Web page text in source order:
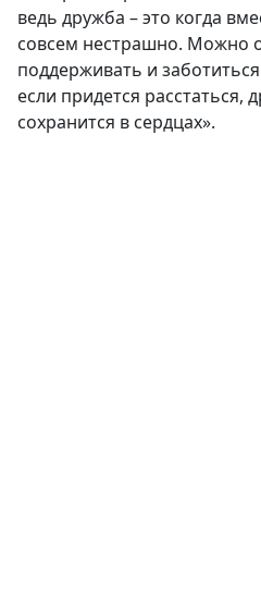
ведь дружба – это когда
совсем нестрашно. Можно
поддерживать и
если придется расстаться,
сохранится в сердцах».